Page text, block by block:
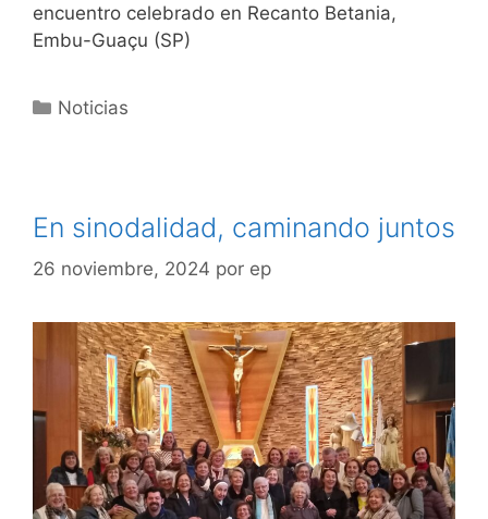
encuentro celebrado en Recanto Betania,
Embu-Guaçu (SP)
Noticias
En sinodalidad, caminando juntos
26 noviembre, 2024 por ep